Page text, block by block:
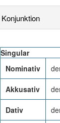
Konjunktion
Singular
Nominativ
Akkusativ
Dativ